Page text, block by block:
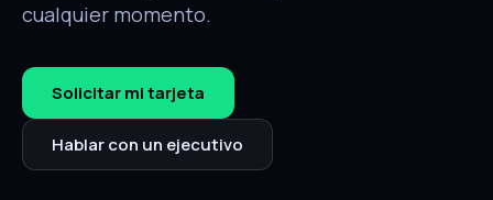
cualquier momento.
Solicitar mi tarjeta
Hablar con un ejecutivo